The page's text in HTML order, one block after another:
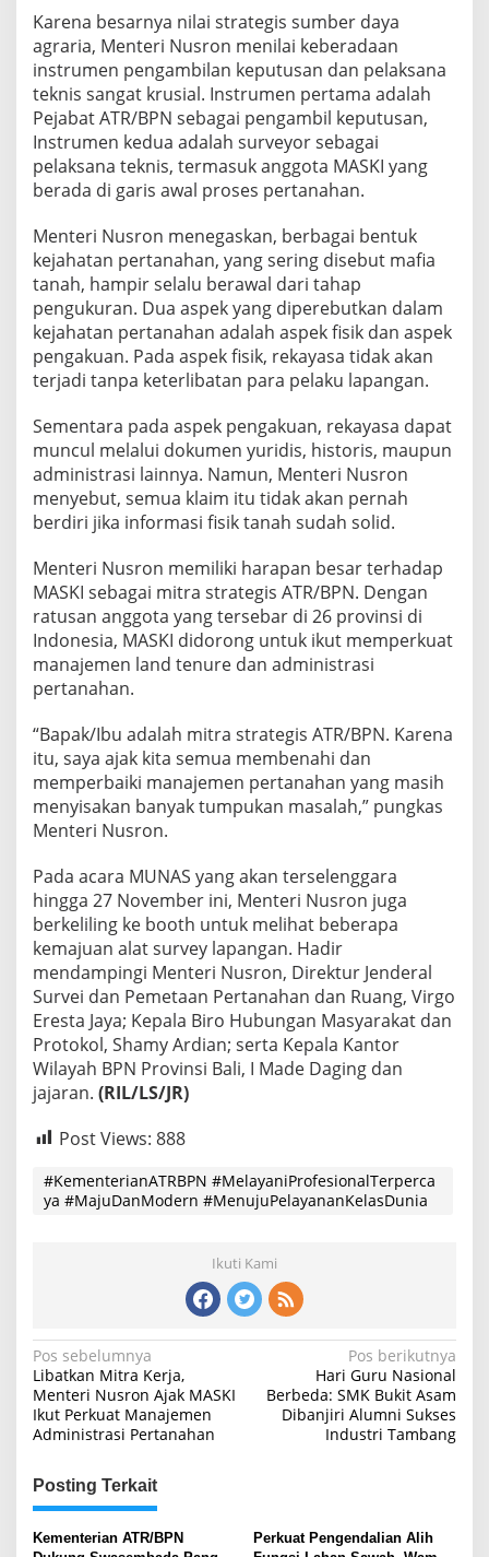
Karena besarnya nilai strategis sumber daya
agraria, Menteri Nusron menilai keberadaan
instrumen pengambilan keputusan dan pelaksana
teknis sangat krusial. Instrumen pertama adalah
Pejabat ATR/BPN sebagai pengambil keputusan,
Instrumen kedua adalah surveyor sebagai
pelaksana teknis, termasuk anggota MASKI yang
berada di garis awal proses pertanahan.
Menteri Nusron menegaskan, berbagai bentuk
kejahatan pertanahan, yang sering disebut mafia
tanah, hampir selalu berawal dari tahap
pengukuran. Dua aspek yang diperebutkan dalam
kejahatan pertanahan adalah aspek fisik dan aspek
pengakuan. Pada aspek fisik, rekayasa tidak akan
terjadi tanpa keterlibatan para pelaku lapangan.
Sementara pada aspek pengakuan, rekayasa dapat
muncul melalui dokumen yuridis, historis, maupun
administrasi lainnya. Namun, Menteri Nusron
menyebut, semua klaim itu tidak akan pernah
berdiri jika informasi fisik tanah sudah solid.
Menteri Nusron memiliki harapan besar terhadap
MASKI sebagai mitra strategis ATR/BPN. Dengan
ratusan anggota yang tersebar di 26 provinsi di
Indonesia, MASKI didorong untuk ikut memperkuat
manajemen land tenure dan administrasi
pertanahan.
“Bapak/Ibu adalah mitra strategis ATR/BPN. Karena
itu, saya ajak kita semua membenahi dan
memperbaiki manajemen pertanahan yang masih
menyisakan banyak tumpukan masalah,” pungkas
Menteri Nusron.
Pada acara MUNAS yang akan terselenggara
hingga 27 November ini, Menteri Nusron juga
berkeliling ke booth untuk melihat beberapa
kemajuan alat survey lapangan. Hadir
mendampingi Menteri Nusron, Direktur Jenderal
Survei dan Pemetaan Pertanahan dan Ruang, Virgo
Eresta Jaya; Kepala Biro Hubungan Masyarakat dan
Protokol, Shamy Ardian; serta Kepala Kantor
Wilayah BPN Provinsi Bali, I Made Daging dan
jajaran. (RIL/LS/JR)
Post Views: 888
#KementerianATRBPN #MelayaniProfesionalTerperca
ya #MajuDanModern #MenujuPelayananKelasDunia
Ikuti Kami
Navigasi
pos
Pos sebelumnya
Libatkan Mitra Kerja,
Menteri Nusron Ajak MASKI
Ikut Perkuat Manajemen
Administrasi Pertanahan
Pos berikutnya
Hari Guru Nasional
Berbeda: SMK Bukit Asam
Dibanjiri Alumni Sukses
Industri Tambang
Posting Terkait
Kementerian ATR/BPN
Perkuat Pengendalian Alih